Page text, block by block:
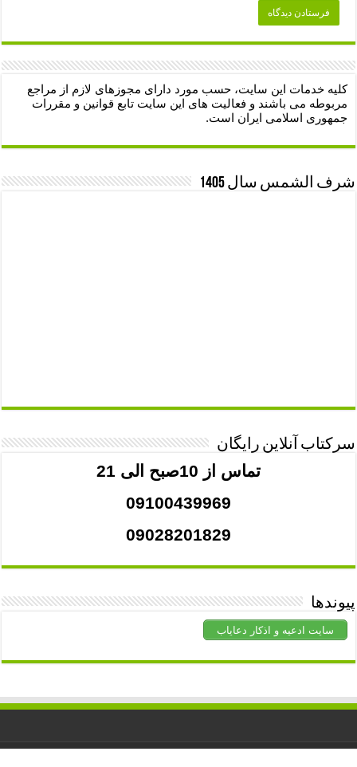
کلیه خدمات این سایت، حسب مورد دارای مجوزهای لازم از مراجع
مربوطه می باشند و فعالیت های این سایت تابع قوانین و مقررات
جمهوری اسلامی ایران است.
شرف الشمس سال 1405
سرکتاب آنلاین رایگان
تماس از 10صبح الی 21
09100439969
09028201829
پیوندها
سایت ادعیه و اذکار دعایاب